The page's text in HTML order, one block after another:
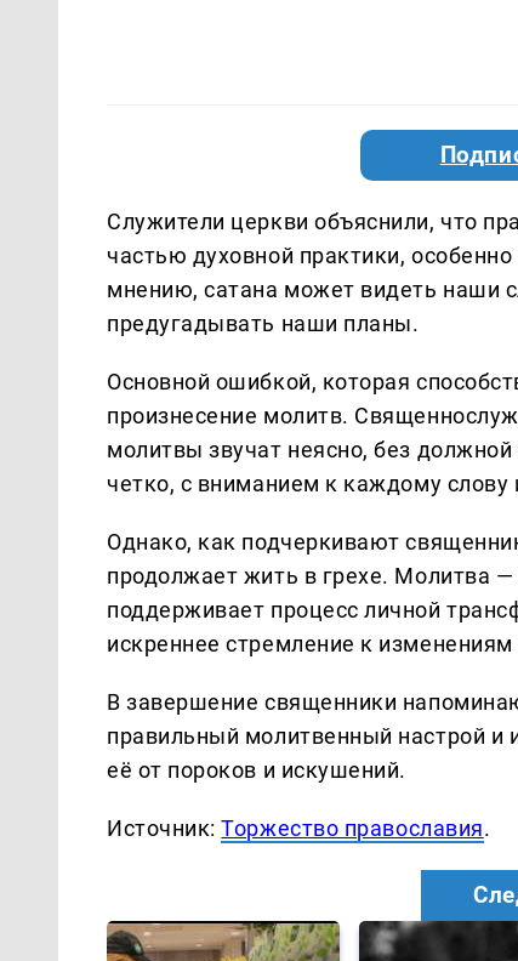
Служители церкви объяснили, что
частью духовной практики,
мнению, сатана может видеть наши
предугадывать наши планы.
Основной ошибкой, которая
произнесение молитв.
молитвы звучат неясно, без
четко, с вниманием к каждому
Однако, как подчеркивают
продолжает жить в грехе. Молитва —
поддерживает процесс личной
искреннее стремление к
В завершение священники
правильный молитвенный настрой и
её от пороков и искушений.
Источник:Торжество православия.